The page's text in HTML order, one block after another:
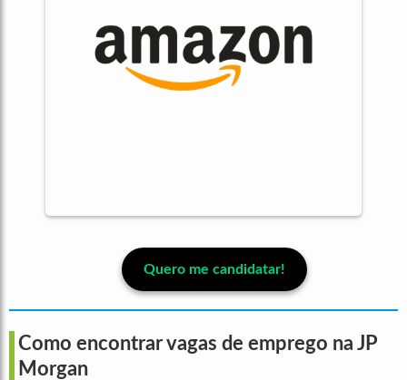
Quero me candidatar!
Como encontrar vagas de emprego na JP
Morgan